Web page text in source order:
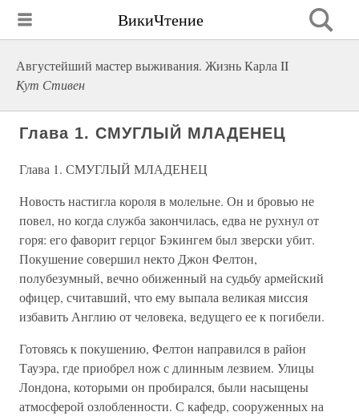
ВикиЧтение
Августейший мастер выживания. Жизнь Карла II
Кут Стивен
Глава 1. СМУГЛЫЙ МЛАДЕНЕЦ
Глава 1. СМУГЛЫЙ МЛАДЕНЕЦ
Новость настигла короля в молельне. Он и бровью не
повел, но когда служба закончилась, едва не рухнул от
горя: его фаворит герцог Бэкингем был зверски убит.
Покушение совершил некто Джон Фелтон,
полубезумный, вечно обиженный на судьбу армейский
офицер, считавший, что ему выпала великая миссия
избавить Англию от человека, ведущего ее к погибели.
Готовясь к покушению, Фелтон направился в район
Тауэра, где приобрел нож с длинным лезвием. Улицы
Лондона, которыми он пробирался, были насыщены
атмосферой озлобленности. С кафедр, сооруженных на